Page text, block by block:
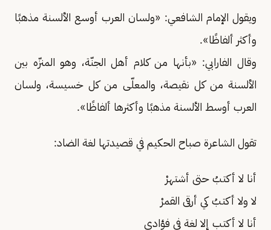
ويقول الإمام الشافعي: «ولسان العرب أوسع الألسنة مذهبًا
وأكثر ألفاظًا».
وقال الفارابي: «بأنها من كلام أهل الجنّة، وهو المنزّه بين
الألسنة من كل نقيصة، والمعلّى من كل خسيسة، ولسان
العرب أوسط الألسنة مذهبًا وأكثرها ألفاظًا».
تقول الشاعرة صباح الحكيم في قصيدتها لغة الضاد:
أنا لا أكتبُ حتى أشتهرْ
لا ولا أكتبُ كي أرقى القمرْ
أنا لا أكتب إلا لغة في فؤادي